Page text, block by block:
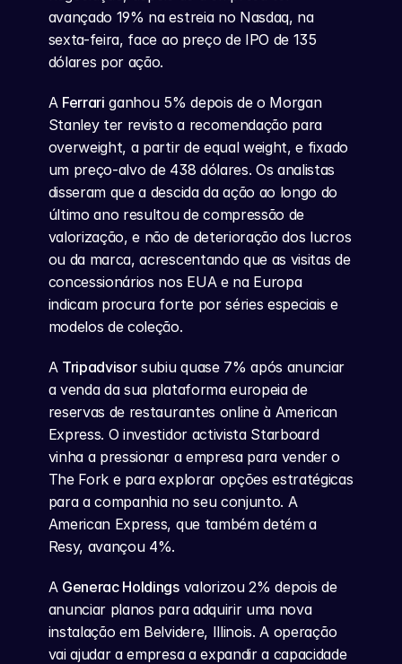
avançado 19% na estreia no Nasdaq, na
sexta-feira, face ao preço de IPO de 135
dólares por ação.
A Ferrari ganhou 5% depois de o Morgan
Stanley ter revisto a recomendação para
overweight, a partir de equal weight, e fixado
um preço-alvo de 438 dólares. Os analistas
disseram que a descida da ação ao longo do
último ano resultou de compressão de
valorização, e não de deterioração dos lucros
ou da marca, acrescentando que as visitas de
concessionários nos EUA e na Europa
indicam procura forte por séries especiais e
modelos de coleção.
A Tripadvisor subiu quase 7% após anunciar
a venda da sua plataforma europeia de
reservas de restaurantes online à American
Express. O investidor activista Starboard
vinha a pressionar a empresa para vender o
The Fork e para explorar opções estratégicas
para a companhia no seu conjunto. A
American Express, que também detém a
Resy, avançou 4%.
A Generac Holdings valorizou 2% depois de
anunciar planos para adquirir uma nova
instalação em Belvidere, Illinois. A operação
vai ajudar a empresa a expandir a capacidade